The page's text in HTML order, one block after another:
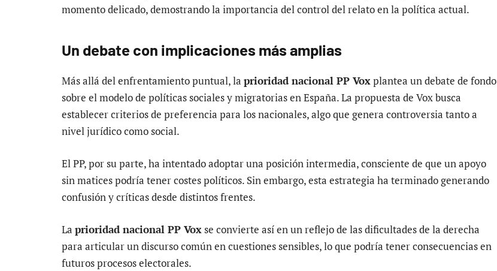
momento delicado, demostrando la importancia del control del relato en la política actual.
Un debate con implicaciones más amplias
Más allá del enfrentamiento puntual, la prioridad nacional PP Voxplantea un debate de fondo
sobre el modelo de políticas sociales y migratorias en España. La propuesta de Vox busca
establecer criterios de preferencia para los nacionales, algo que genera controversia tanto a
nivel jurídico como social.
El PP, por su parte, ha intentado adoptar una posición intermedia, consciente de que un apoyo
sin matices podría tener costes políticos. Sin embargo, esta estrategia ha terminado generando
confusión y críticas desde distintos frentes.
La prioridad nacional PP Voxse convierte así en un reflejo de las dificultades de la derecha
para articular un discurso común en cuestiones sensibles, lo que podría tener consecuencias en
futuros procesos electorales.